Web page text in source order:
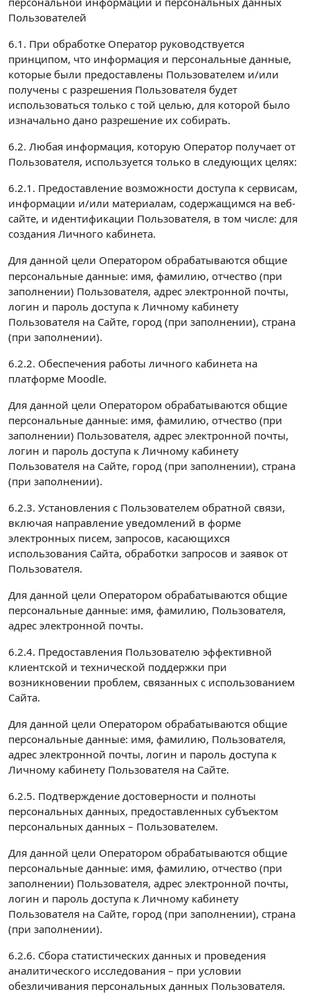
Пользователей
6.1. При обработке Оператор руководствуется
принципом, что информация и персональные данные,
которые были предоставлены Пользователем и/или
получены с разрешения Пользователя будет
использоваться только с той целью, для которой было
изначально дано разрешение их собирать.
6.2. Любая информация, которую Оператор получает от
Пользователя, используется только в следующих целях:
6.2.1. Предоставление возможности доступа к сервисам,
информации и/или материалам, содержащимся на веб-
сайте, и идентификации Пользователя, в том числе: для
создания Личного кабинета.
Для данной цели Оператором обрабатываются общие
персональные данные: имя, фамилию, отчество (при
заполнении) Пользователя, адрес электронной почты,
логин и пароль доступа к Личному кабинету
Пользователя на Сайте, город (при заполнении), страна
(при заполнении).
6.2.2. Обеспечения работы личного кабинета на
платформе Moodle.
Для данной цели Оператором обрабатываются общие
персональные данные: имя, фамилию, отчество (при
заполнении) Пользователя, адрес электронной почты,
логин и пароль доступа к Личному кабинету
Пользователя на Сайте, город (при заполнении), страна
(при заполнении).
6.2.3. Установления с Пользователем обратной связи,
включая направление уведомлений в форме
электронных писем, запросов, касающихся
использования Сайта, обработки запросов и заявок от
Пользователя.
Для данной цели Оператором обрабатываются общие
персональные данные: имя, фамилию, Пользователя,
адрес электронной почты.
6.2.4. Предоставления Пользователю эффективной
клиентской и технической поддержки при
возникновении проблем, связанных с использованием
Сайта.
Для данной цели Оператором обрабатываются общие
персональные данные: имя, фамилию, Пользователя,
адрес электронной почты, логин и пароль доступа к
Личному кабинету Пользователя на Сайте.
6.2.5. Подтверждение достоверности и полноты
персональных данных, предоставленных субъектом
персональных данных – Пользователем.
Для данной цели Оператором обрабатываются общие
персональные данные: имя, фамилию, отчество (при
заполнении) Пользователя, адрес электронной почты,
логин и пароль доступа к Личному кабинету
Пользователя на Сайте, город (при заполнении), страна
(при заполнении).
6.2.6. Сбора статистических данных и проведения
аналитического исследования – при условии
обезличивания персональных данных Пользователя.